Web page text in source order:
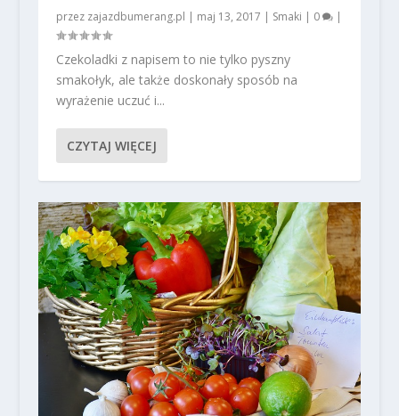
przez zajazdbumerang.pl | maj 13, 2017 | Smaki | 0 |
Czekoladki z napisem to nie tylko pyszny
smakołyk, ale także doskonały sposób na
wyrażenie uczuć i...
CZYTAJ WIĘCEJ